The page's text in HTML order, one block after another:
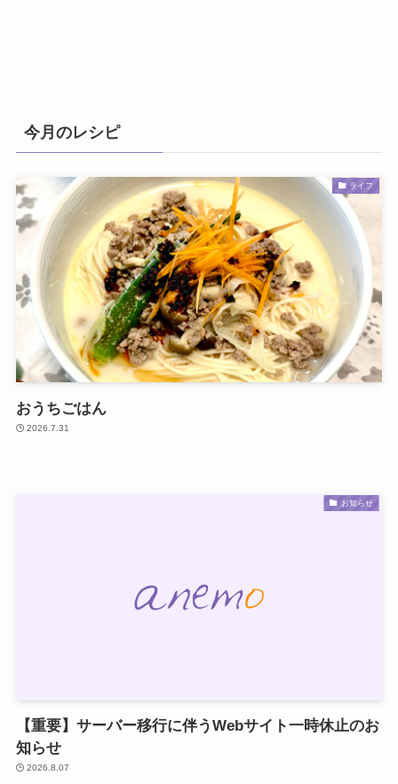
今月のレシピ
ライフ
おうちごはん
2026.7.31
お知らせ
【重要】サーバー移行に伴うWebサイト一時休止のお
知らせ
2026.8.07